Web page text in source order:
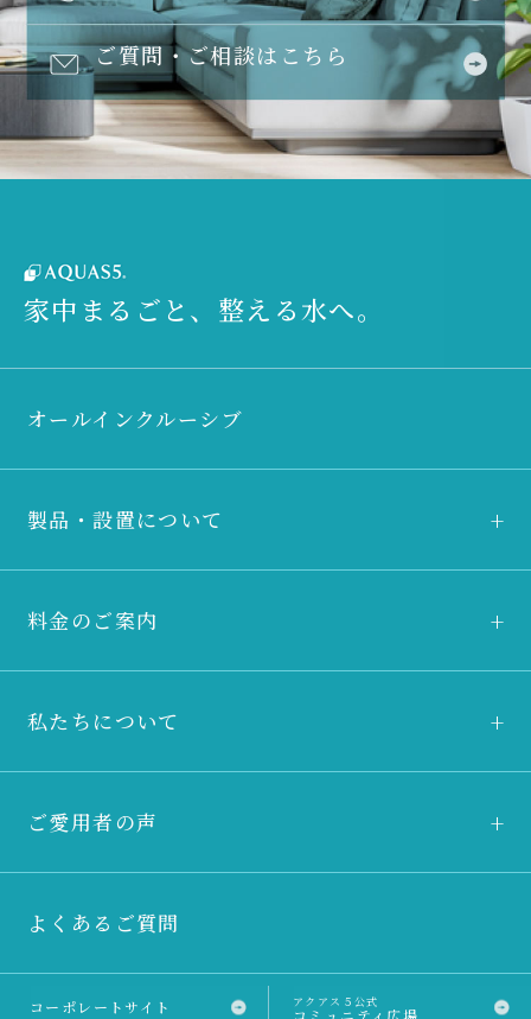
ご質問・ご相談はこちら
家中まるごと、整える水へ。
オールインクルーシブ
製品・設置について
料金のご案内
私たちについて
ご愛用者の声
よくあるご質問
コーポレートサイト アクアス５公式
コミュニティ広場